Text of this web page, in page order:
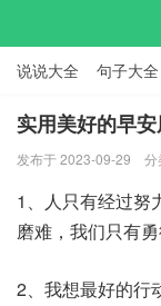
说说大全 句子大全
标语口号 签名大全
实用美好的早
发布于 2023-09-29 分
1、人只有经过努
磨难，我们只有
2、我想最好的行